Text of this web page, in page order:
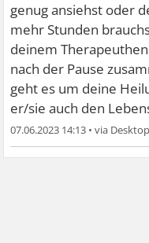
genug ansiehst oder
mehr Stunden
deinem
nach der Pause
geht es um deine
er/sie auch den
07.06.2023 14:13 •